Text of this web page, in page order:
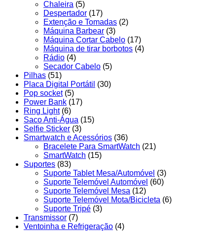
Chaleira (5)
Despertador (17)
Extenção e Tomadas (2)
Máquina Barbear (3)
Máquina Cortar Cabelo (17)
Máquina de tirar borbotos (4)
Rádio (4)
Secador Cabelo (5)
Pilhas (51)
Placa Digital Portátil (30)
Pop socket (5)
Power Bank (17)
Ring Light (6)
Saco Anti-Água (15)
Selfie Sticker (3)
Smartwatch e Acessórios (36)
Bracelete Para SmartWatch (21)
SmartWatch (15)
Suportes (83)
Suporte Tablet Mesa/Automóvel (3)
Suporte Telemóvel Automóvel (60)
Suporte Telemóvel Mesa (12)
Suporte Telemóvel Mota/Bicicleta (6)
Suporte Tripé (3)
Transmissor (7)
Ventoinha e Refrigeração (4)